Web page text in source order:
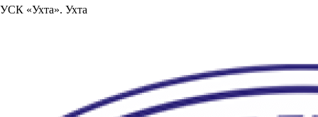
УСК «Ухта». Ухта